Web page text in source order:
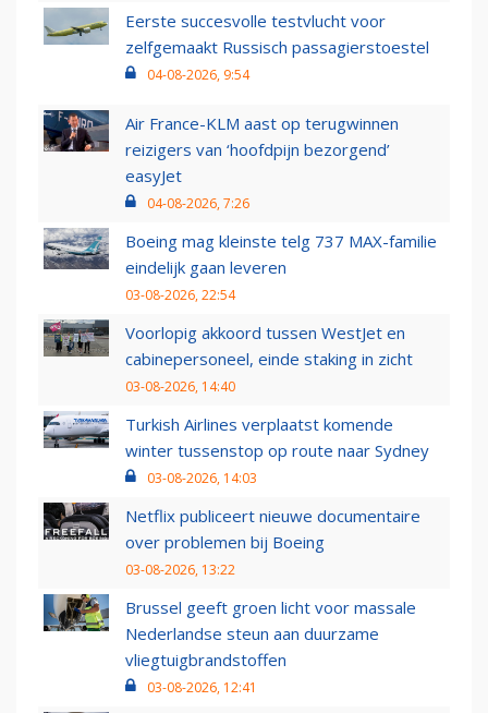
Eerste succesvolle testvlucht voor
zelfgemaakt Russisch passagierstoestel
04-08-2026, 9:54
Air France-KLM aast op terugwinnen
reizigers van ‘hoofdpijn bezorgend’
easyJet
04-08-2026, 7:26
Boeing mag kleinste telg 737 MAX-familie
eindelijk gaan leveren
03-08-2026, 22:54
Voorlopig akkoord tussen WestJet en
cabinepersoneel, einde staking in zicht
03-08-2026, 14:40
Turkish Airlines verplaatst komende
winter tussenstop op route naar Sydney
03-08-2026, 14:03
Netflix publiceert nieuwe documentaire
over problemen bij Boeing
03-08-2026, 13:22
Brussel geeft groen licht voor massale
Nederlandse steun aan duurzame
vliegtuigbrandstoffen
03-08-2026, 12:41